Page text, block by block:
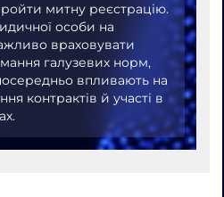
митну реєстрацію.
особи на
враховувати
галузевих норм,
впливають на
контрактів й участі в